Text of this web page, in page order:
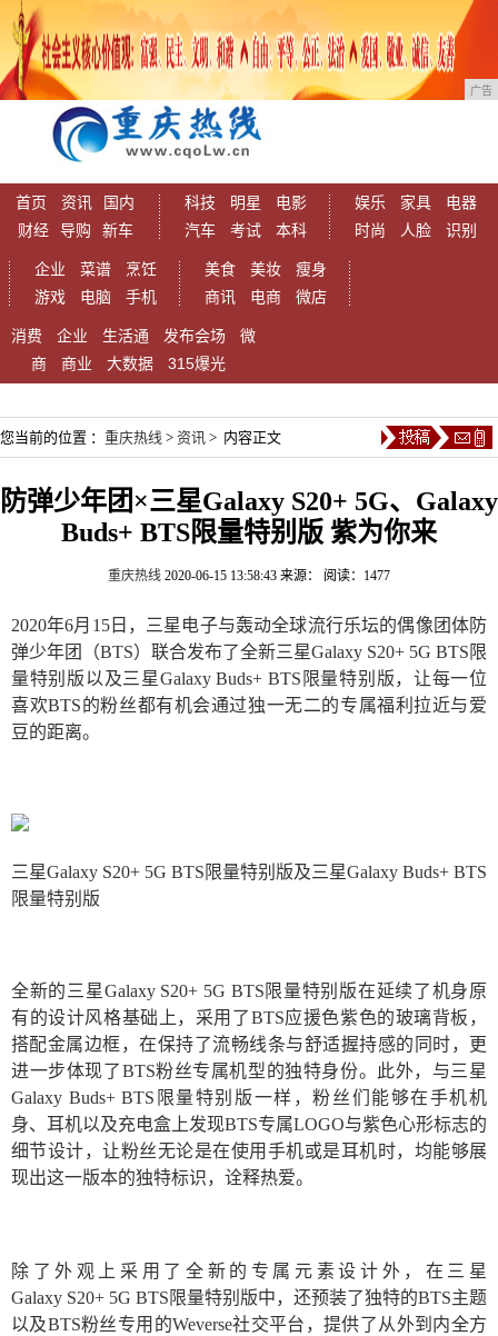
广告
首页 资讯
国内
财经
导购 新车
科技 明星
电影
汽车
考试 本科
娱乐 家具
电器
时尚
人脸 识别
企业 菜谱
烹饪
游戏
电脑 手机
美食 美妆
瘦身
商讯
电商 微店
消费 企业 生活通 发布会场
微
商
商业 大数据 315爆光
您当前的位置 ： 重庆热线 > 资讯 > 内容正文
防弹少年团×三星Galaxy S20+ 5G、Galaxy
Buds+ BTS限量特别版 紫为你来
重庆热线 2020-06-15 13:58:43 来源： 阅读：1477
2020年6月15日，三星电子与轰动全球流行乐坛的偶像团体防
弹少年团（BTS）联合发布了全新三星Galaxy S20+ 5G BTS限
量特别版以及三星Galaxy Buds+ BTS限量特别版，让每一位
喜欢BTS的粉丝都有机会通过独一无二的专属福利拉近与爱
豆的距离。
三星Galaxy S20+ 5G BTS限量特别版及三星Galaxy Buds+ BTS
限量特别版
全新的三星Galaxy S20+ 5G BTS限量特别版在延续了机身原
有的设计风格基础上，采用了BTS应援色紫色的玻璃背板，
搭配金属边框，在保持了流畅线条与舒适握持感的同时，更
进一步体现了BTS粉丝专属机型的独特身份。此外，与三星
Galaxy Buds+ BTS限量特别版一样，粉丝们能够在手机机
身、耳机以及充电盒上发现BTS专属LOGO与紫色心形标志的
细节设计，让粉丝无论是在使用手机或是耳机时，均能够展
现出这一版本的独特标识，诠释热爱。
除了外观上采用了全新的专属元素设计外，在三星
Galaxy S20+ 5G BTS限量特别版中，还预装了独特的BTS主题
以及BTS粉丝专用的Weverse社交平台，提供了从外到内全方